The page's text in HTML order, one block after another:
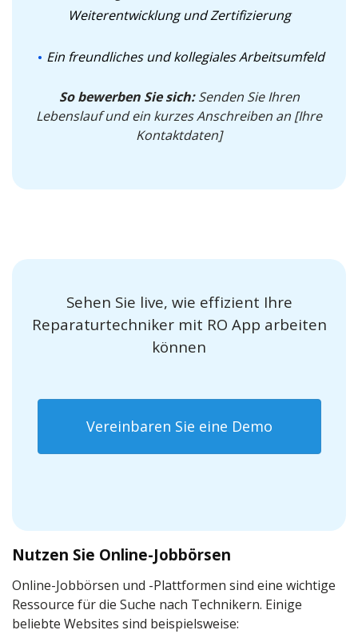
Weiterentwicklung und Zertifizierung
Ein freundliches und kollegiales Arbeitsumfeld
So bewerben Sie sich:Senden Sie Ihren
Lebenslauf und ein kurzes Anschreiben an [Ihre
Kontaktdaten]
Sehen Sie live, wie effizient Ihre
Reparaturtechniker mit RO App arbeiten
können
Vereinbaren Sie eine Demo
Nutzen Sie Online-Jobbörsen
Online-Jobbörsen und -Plattformen sind eine wichtige
Ressource für die Suche nach Technikern. Einige
beliebte Websites sind beispielsweise: